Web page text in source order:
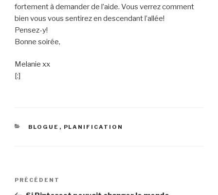
fortement à demander de l’aide. Vous verrez comment
bien vous vous sentirez en descendant l’allée!
Pensez-y!
Bonne soirée,
Melanie xx
[:]
CATÉGORIES
BLOGUE , PLANIFICATION
Navigation
Article
précédent
PRÉCÉDENT